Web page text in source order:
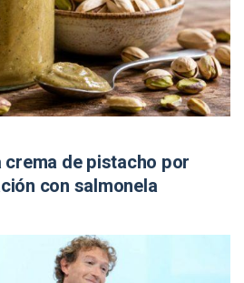
de pistacho por
con salmonela